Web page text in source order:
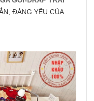
ĐÁNG YÊU CỦA